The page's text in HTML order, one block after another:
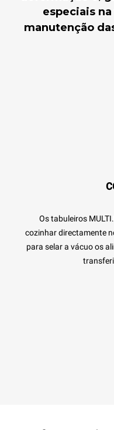
especiais
manutenção
Os tabuleiros
cozinhar directamente
para selar a vácuo os